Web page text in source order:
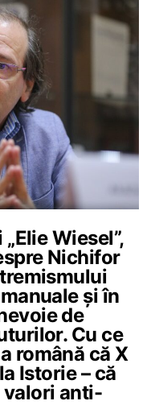
Wiesel”,
Nichifor
și în
de
Cu ce
română că X
Istorie – că
valori anti-